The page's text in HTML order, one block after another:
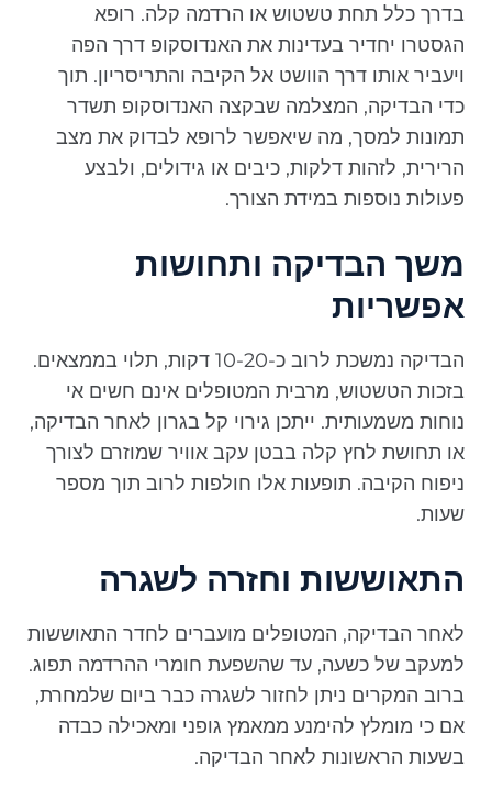
בדרך כלל תחת טשטוש או הרדמה קלה. רופא
הגסטרו יחדיר בעדינות את האנדוסקופ דרך הפה
ויעביר אותו דרך הוושט אל הקיבה והתריסריון. תוך
כדי הבדיקה, המצלמה שבקצה האנדוסקופ תשדר
תמונות למסך, מה שיאפשר לרופא לבדוק את מצב
הרירית, לזהות דלקות, כיבים או גידולים, ולבצע
פעולות נוספות במידת הצורך.
משך הבדיקה ותחושות
אפשריות
הבדיקה נמשכת לרוב כ-10-20 דקות, תלוי בממצאים.
בזכות הטשטוש, מרבית המטופלים אינם חשים אי
נוחות משמעותית. ייתכן גירוי קל בגרון לאחר הבדיקה,
או תחושת לחץ קלה בבטן עקב אוויר שמוזרם לצורך
ניפוח הקיבה. תופעות אלו חולפות לרוב תוך מספר
שעות.
התאוששות וחזרה לשגרה
לאחר הבדיקה, המטופלים מועברים לחדר התאוששות
למעקב של כשעה, עד שהשפעת חומרי ההרדמה תפוג.
ברוב המקרים ניתן לחזור לשגרה כבר ביום שלמחרת,
אם כי מומלץ להימנע ממאמץ גופני ומאכילה כבדה
בשעות הראשונות לאחר הבדיקה.